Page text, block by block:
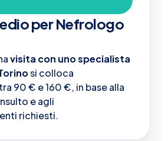
per Nefrologo
visita con uno specialista
si colloca
90 € e 160 €, in base alla
e agli
richiesti.